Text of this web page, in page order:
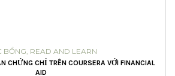
BỔNG, READ AND LEARN
CHỨNG CHỈ TRÊN COURSERA VỚI FINANCIAL
AID